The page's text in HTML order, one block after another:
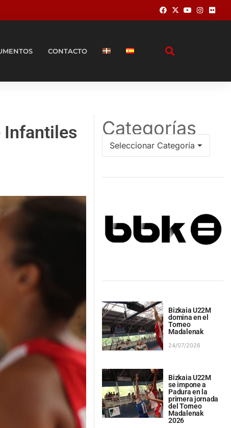
CONTACTO
Infantiles
Categorías
Bizkaia U22M
domina en el
Torneo
Madalenak
24/07/2026
Bizkaia U22M
se impone a
Padura en la
primera jornada
del Torneo
Madalenak
2026